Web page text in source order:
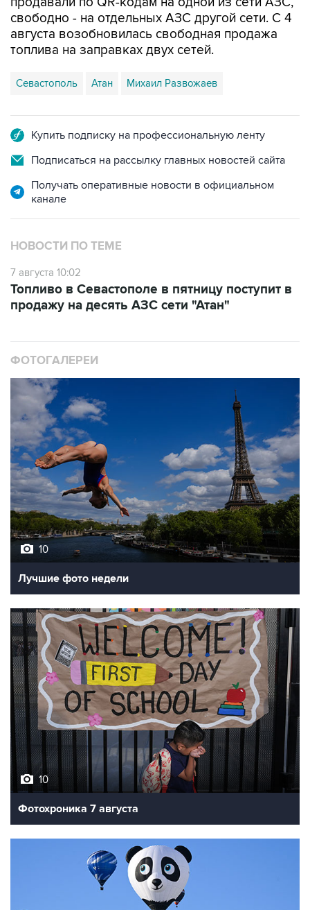
августа возобновилась свободная продажа
топлива на заправках двух сетей.
Севастополь Атан Михаил Развожаев
Подписаться на рассылку главных новостей сайта
Получать оперативные новости в официальном
НОВОСТИ ПО ТЕМЕ
7 августа 10:02
продажу на десять АЗС сети "Атан"
10
Лучшие фото недели
10
Фотохроника 7 августа